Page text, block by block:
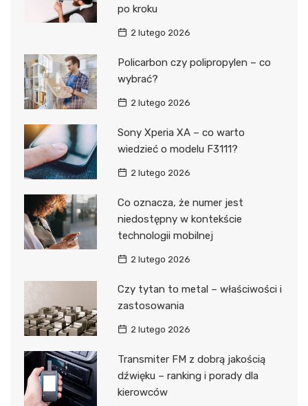
po kroku
2 lutego 2026
Policarbon czy polipropylen – co
wybrać?
2 lutego 2026
Sony Xperia XA – co warto
wiedzieć o modelu F3111?
2 lutego 2026
Co oznacza, że numer jest
niedostępny w kontekście
technologii mobilnej
2 lutego 2026
Czy tytan to metal – właściwości i
zastosowania
2 lutego 2026
Transmiter FM z dobrą jakością
dźwięku – ranking i porady dla
kierowców